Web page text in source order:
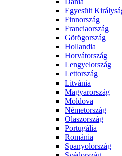
Egyesült
Finnország
Franciaország
Görögország
Hollandia
Horvátország
Lengyelország
Lettország
Litvánia
Magyarország
Moldova
Németország
Olaszország
Portugália
Románia
Spanyolország